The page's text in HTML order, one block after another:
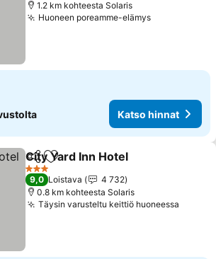
1.2 km kohteesta Solaris
Huoneen poreamme-elämysKatso
Katso hinnat
Jaa Lisää suosikkeihin
City Yard Inn Hotel
3 Tähtiluokitus
9,0 Loistava
4 732
0.8 km kohteesta Solaris
Täysin varusteltu keittiö huoneessa